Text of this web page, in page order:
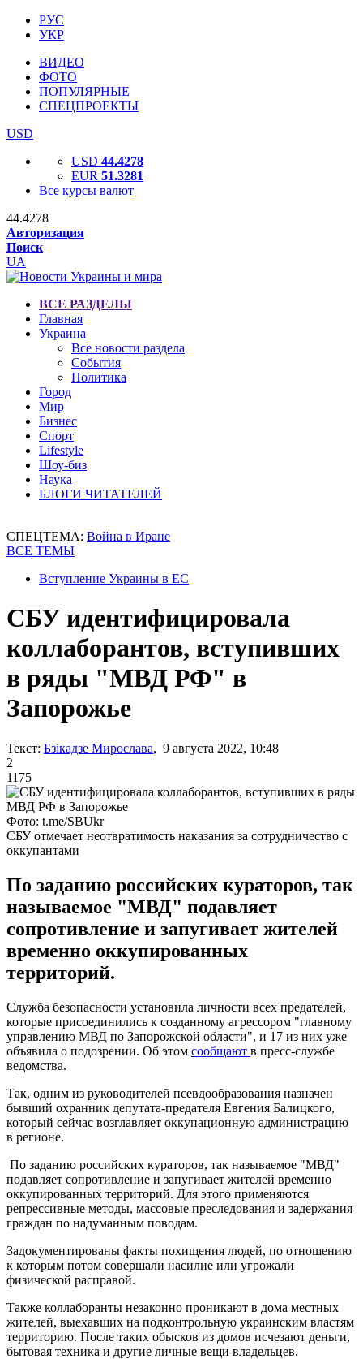
РУС
УКР
ВИДЕО
ФОТО
ПОПУЛЯРНЫЕ
СПЕЦПРОЕКТЫ
USD
USD 44.4278
EUR 51.3281
Все курсы валют
44.4278
Авторизация
Поиск
UA
ВСЕ РАЗДЕЛЫ
Главная
Украина
Все новости раздела
События
Политика
Город
Мир
Бизнес
Спорт
Lifestyle
Шоу-биз
Наука
БЛОГИ ЧИТАТЕЛЕЙ
СПЕЦТЕМА: Война в Иране
ВСЕ ТЕМЫ
Вступление Украины в ЕС
СБУ идентифицировала
коллаборантов, вступивших
в ряды "МВД РФ" в
Запорожье
Текст: Бзікадзе Мирослава, 9 августа 2022, 10:48
2
1175
Фото: t.me/SBUkr
СБУ отмечает неотвратимость наказания за сотрудничество с
оккупантами
По заданию российских кураторов, так
называемое "МВД" подавляет
сопротивление и запугивает жителей
временно оккупированных
территорий.
Служба безопасности установила личности всех предателей,
которые присоединились к созданному агрессором "главному
управлению МВД по Запорожской области", и 17 из них уже
объявила о подозрении. Об этом сообщают в пресс-службе
ведомства.
Так, одним из руководителей псевдообразования назначен
бывший охранник депутата-предателя Евгения Балицкого,
который сейчас возглавляет оккупационную администрацию
в регионе.
По заданию российских кураторов, так называемое "МВД"
подавляет сопротивление и запугивает жителей временно
оккупированных территорий. Для этого применяются
репрессивные методы, массовые преследования и задержания
граждан по надуманным поводам.
Задокументированы факты похищения людей, по отношению
к которым потом совершали насилие или угрожали
физической расправой.
Также коллаборанты незаконно проникают в дома местных
жителей, выехавших на подконтрольную украинским властям
территорию. После таких обысков из домов исчезают деньги,
бытовая техника и другие личные вещи владельцев.